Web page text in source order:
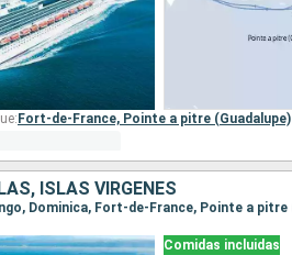
Fort-de-France, Pointe a pitre (Guadalupe)
ISLAS VÍRGENES
Comidas incluidas